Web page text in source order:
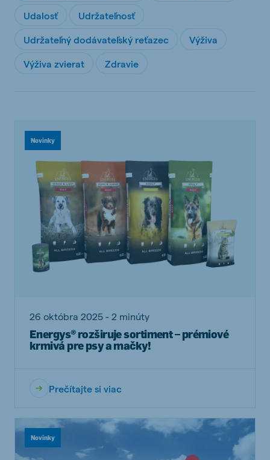
Udalosť Udržateľnosť
Udržateľný dodávateľský reťazec Výživa
Výživa zvierat Zdravie
Novinky
26 októbra 2025 - 2 minúty
Energys® rozširuje sortiment – prémiové
krmivá pre psy a mačky!
Prečítajte si viac
Novinky